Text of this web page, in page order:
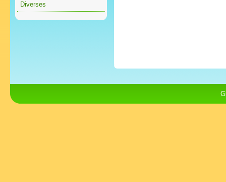
Diverses